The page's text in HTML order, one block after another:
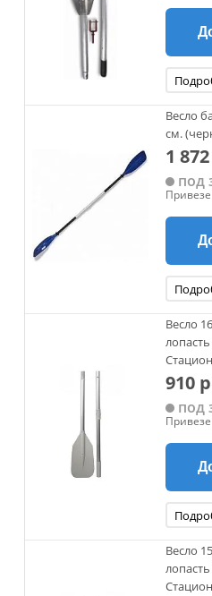
Весло
см.
1
под
Весло
910
под
Весло